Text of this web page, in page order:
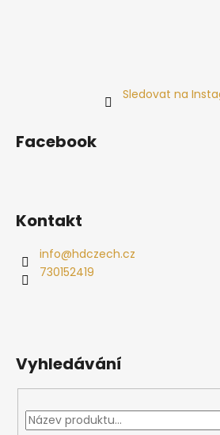
Sledovat na
Facebook
Kontakt
info@hdczech.cz
730152419
Vyhledávání